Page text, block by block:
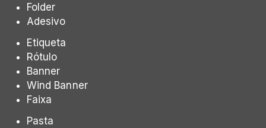
Folder
Adesivo
Etiqueta
Rótulo
Banner
Wind Banner
Faixa
Pasta